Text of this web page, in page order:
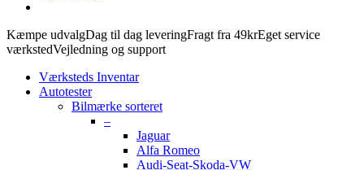
Kæmpe udvalgDag til dag leveringFragt fra 49krEget service
værkstedVejledning og support
Værksteds Inventar
Autotester
Bilmærke sorteret
–
Jaguar
Alfa Romeo
Audi-Seat-Skoda-VW